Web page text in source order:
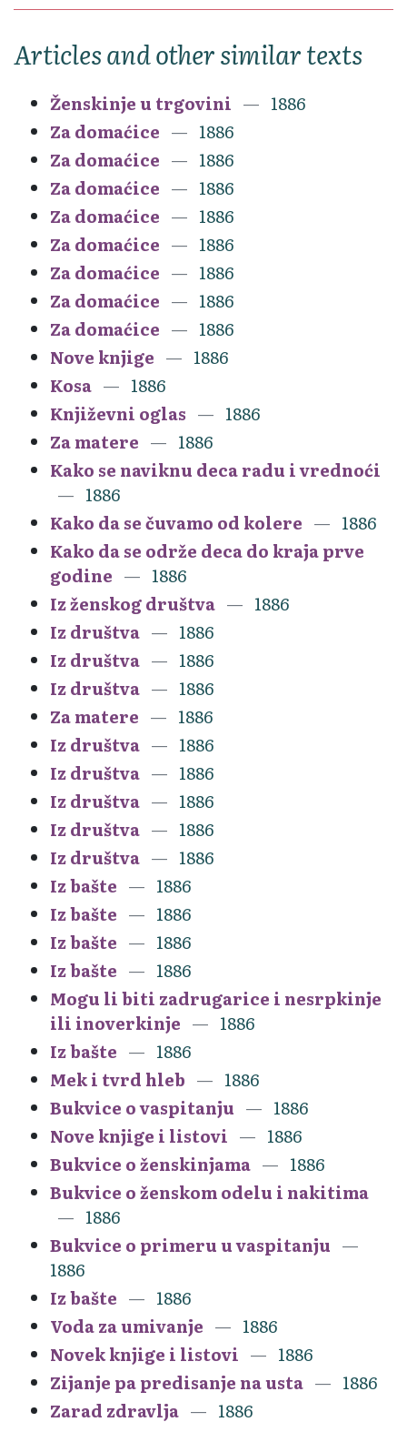
Articles and other similar texts
Ženskinje u trgovini
1886
Za domaćice
1886
Za domaćice
1886
Za domaćice
1886
Za domaćice
1886
Za domaćice
1886
Za domaćice
1886
Za domaćice
1886
Za domaćice
1886
Nove knjige
1886
Kosa
1886
Književni oglas
1886
Za matere
1886
Kako se naviknu deca radu i vrednoći
1886
Kako da se čuvamo od kolere
1886
Kako da se održe deca do kraja prve
godine
1886
Iz ženskog društva
1886
Iz društva
1886
Iz društva
1886
Iz društva
1886
Za matere
1886
Iz društva
1886
Iz društva
1886
Iz društva
1886
Iz društva
1886
Iz društva
1886
Iz bašte
1886
Iz bašte
1886
Iz bašte
1886
Iz bašte
1886
Mogu li biti zadrugarice i nesrpkinje
ili inoverkinje
1886
Iz bašte
1886
Mek i tvrd hleb
1886
Bukvice o vaspitanju
1886
Nove knjige i listovi
1886
Bukvice o ženskinjama
1886
Bukvice o ženskom odelu i nakitima
1886
Bukvice o primeru u vaspitanju
1886
Iz bašte
1886
Voda za umivanje
1886
Novek knjige i listovi
1886
Zijanje pa predisanje na usta
1886
Zarad zdravlja
1886